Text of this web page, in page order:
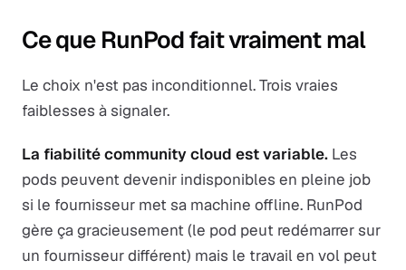
Ce que RunPod fait vraiment mal
Le choix n'est pas inconditionnel. Trois vraies
faiblesses à signaler.
La fiabilité community cloud est variable. Les
pods peuvent devenir indisponibles en pleine job
si le fournisseur met sa machine offline. RunPod
gère ça gracieusement (le pod peut redémarrer sur
un fournisseur différent) mais le travail en vol peut